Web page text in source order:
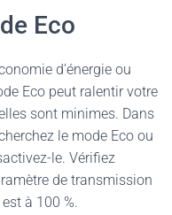
Eco
d’énergie ou
Eco peut ralentir votre
sont minimes. Dans
le mode Eco ou
le. Vérifiez
de transmission
à 100 %.